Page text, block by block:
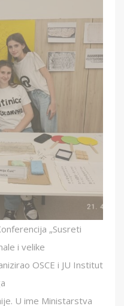
„Susreti
i velike
OSCE i JU Institut
U ime Ministarstva